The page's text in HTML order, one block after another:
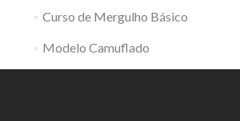
Curso de Mergulho Básico
Modelo Camuflado